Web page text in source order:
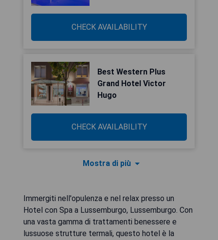
CHECK AVAILABILITY
Best Western Plus
Grand Hotel Victor
Hugo
CHECK AVAILABILITY
Mostra di più
Immergiti nell'opulenza e nel relax presso un
Hotel con Spa a Lussemburgo, Lussemburgo. Con
una vasta gamma di trattamenti benessere e
lussuose strutture termali, questo hotel è la